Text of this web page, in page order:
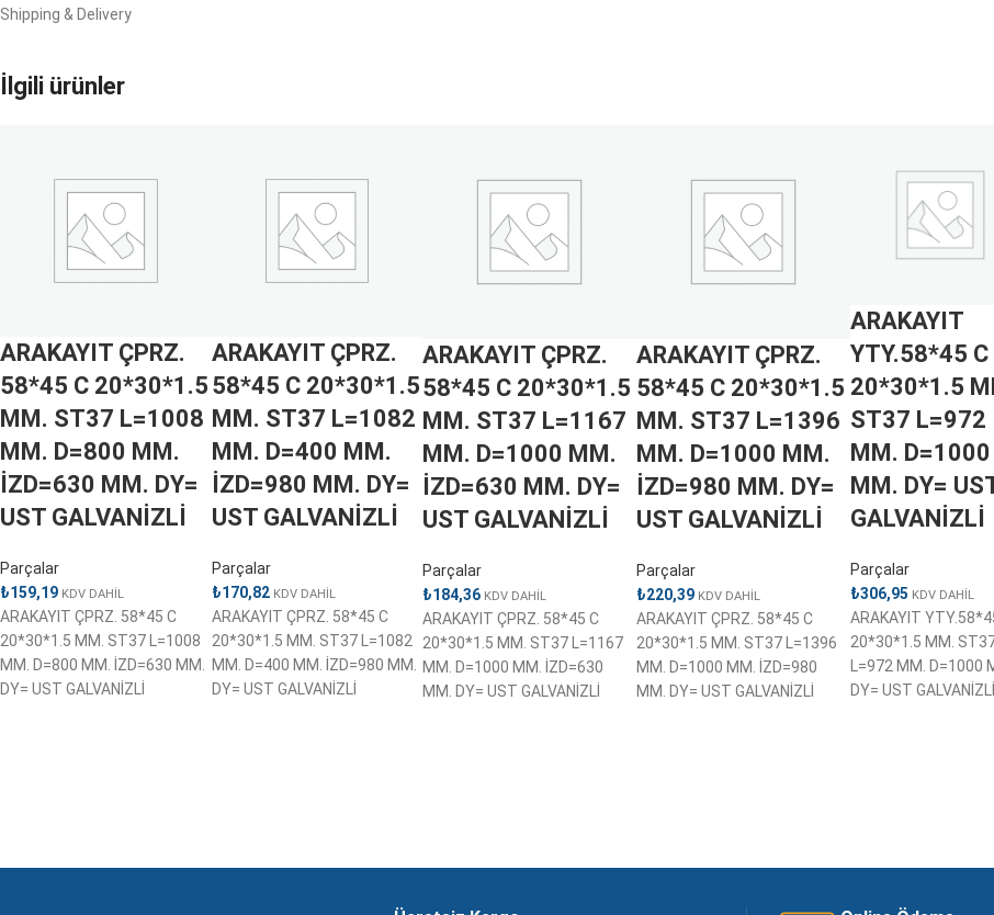
Shipping & Delivery
İlgili ürünler
ARAKAYIT ÇPRZ.
58*45 C 20*30*1.5
MM. ST37 L=1008
MM. D=800 MM.
İZD=630 MM. DY=
UST GALVANİZLİ
Parçalar
₺159,19 KDV DAHİL
ARAKAYIT ÇPRZ. 58*45 C
20*30*1.5 MM. ST37 L=1008
MM. D=800 MM. İZD=630 MM.
DY= UST GALVANİZLİ
ARAKAYIT ÇPRZ.
58*45 C 20*30*1.5
MM. ST37 L=1082
MM. D=400 MM.
İZD=980 MM. DY=
UST GALVANİZLİ
Parçalar
₺170,82 KDV DAHİL
ARAKAYIT ÇPRZ. 58*45 C
20*30*1.5 MM. ST37 L=1082
MM. D=400 MM. İZD=980 MM.
DY= UST GALVANİZLİ
ARAKAYIT ÇPRZ.
58*45 C 20*30*1.5
MM. ST37 L=1167
MM. D=1000 MM.
İZD=630 MM. DY=
UST GALVANİZLİ
Parçalar
₺184,36 KDV DAHİL
ARAKAYIT ÇPRZ. 58*45 C
20*30*1.5 MM. ST37 L=1167
MM. D=1000 MM. İZD=630
MM. DY= UST GALVANİZLİ
ARAKAYIT ÇPRZ.
58*45 C 20*30*1.5
MM. ST37 L=1396
MM. D=1000 MM.
İZD=980 MM. DY=
UST GALVANİZLİ
Parçalar
₺220,39 KDV DAHİL
ARAKAYIT ÇPRZ. 58*45 C
20*30*1.5 MM. ST37 L=1396
MM. D=1000 MM. İZD=980
MM. DY= UST GALVANİZLİ
ARAKAYIT
YTY.58*45 C
20*30*1.5
ST37 L=972
MM. D=1000
MM. DY=
GALVANİZLİ
Parçalar
₺306,95 KDV DAHİL
ARAKAYIT
20*30*1.5 MM.
L=972 MM. D=1000
DY= UST GALVANİZLİ